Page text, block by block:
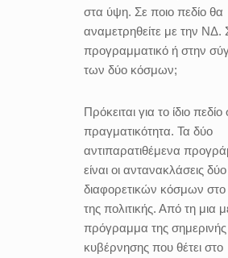
στα ύψη. Σε ποιο πεδίο θα
αναμετρηθείτε με την ΝΔ.
προγραμματικό ή στην
των δύο κόσμων;
Πρόκειται για το ίδιο πεδίο
πραγματικότητα. Τα δύο
αντιπαρατιθέμενα
είναι οι αντανακλάσεις δύο
διαφορετικών κόσμων στο
της πολιτικής. Από τη μια
πρόγραμμα της σημερινής
κυβέρνησης που θέτει στο